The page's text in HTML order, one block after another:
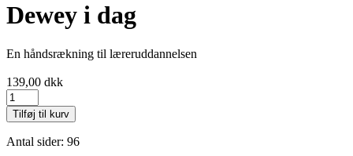
Dewey i dag
En håndsrækning til læreruddannelsen
139,00 dkk
Dewey
i
dag
antal
Tilføj til kurv
Antal sider: 96